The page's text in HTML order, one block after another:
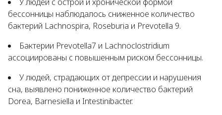
бессонницы наблюдалось сниженное количество
бактерий Lachnospira, Roseburia и Prevotella 9.
Бактерии Prevotella7 и Lachnoclostridium
ассоциированы с повышенным риском бессонницы.
У людей, страдающих от депрессии и нарушения
сна, выявлено пониженное количество бактерий
Dorea, Barnesiella и Intestinibacter.